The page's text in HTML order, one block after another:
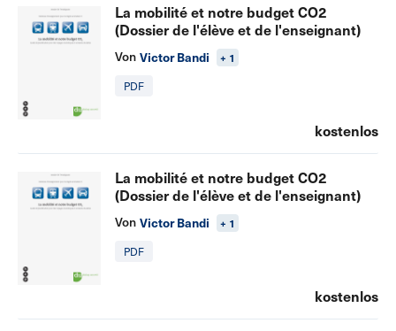
La mobilité et notre budget CO2
(Dossier de l'élève et de l'enseignant)
Von Victor Bandi
+ 1
PDF
kostenlos
La mobilité et notre budget CO2
(Dossier de l'élève et de l'enseignant)
Von Victor Bandi
+ 1
PDF
kostenlos